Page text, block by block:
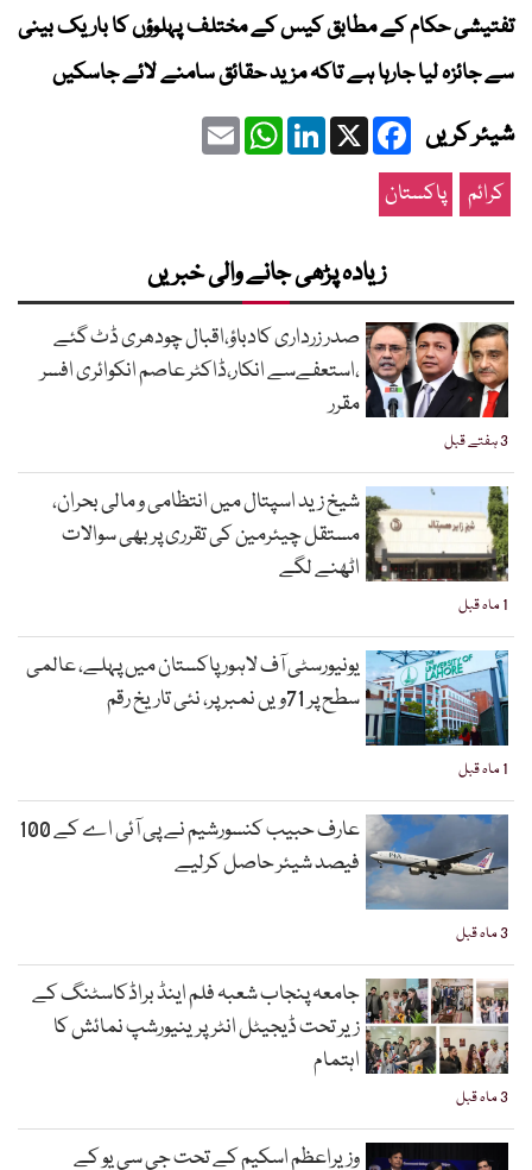
تفتیشی حکام کے مطابق کیس کے مختلف پہلوؤں کا باریک بینی
سے جائزہ لیا جارہا ہے تاکہ مزید حقائق سامنے لائے جاسکیں
شیئر کریں Facebook
X
LinkedIn
WhatsApp
Email
کرائم پاکستان
زیادہ پڑھی جانے والی خبریں
3 ہفتے قبل
صدر زرداری کادباؤ،اقبال چودھری ڈٹ گئے
،استعفےسے انکار،ڈاکٹر عاصم انکوائری افسر
مقرر
1 ماہ قبل
شیخ زید اسپتال میں انتظامی و مالی بحران،
مستقل چیئرمین کی تقرری پر بھی سوالات
اٹھنے لگے
1 ماہ قبل
یونیورسٹی آف لاہور پاکستان میں پہلے، عالمی
سطح پر 71ویں نمبر پر، نئی تاریخ رقم
3 ماہ قبل
عارف حبیب کنسورشیم نے پی آئی اے کے 100
فیصد شیئر حاصل کرلیے
3 ماہ قبل
جامعہ پنجاب شعبہ فلم اینڈ براڈکاسٹنگ کے
زیر تحت ڈیجیٹل انٹرپرینیورشپ نمائش کا
اہتمام
وزیراعظم اسکیم کے تحت جی سی یو کے